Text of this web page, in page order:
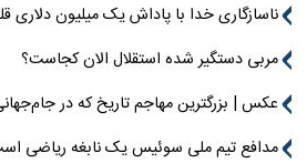
ناسازگاری خدا با پاداش یک میلیون دلاری
مربی دستگیر شده استقلال الان کجاست؟
عکس | بزرگترین مهاجم تاریخ که در
مدافع تیم ملی سوئیس یک نابغه ریاضی